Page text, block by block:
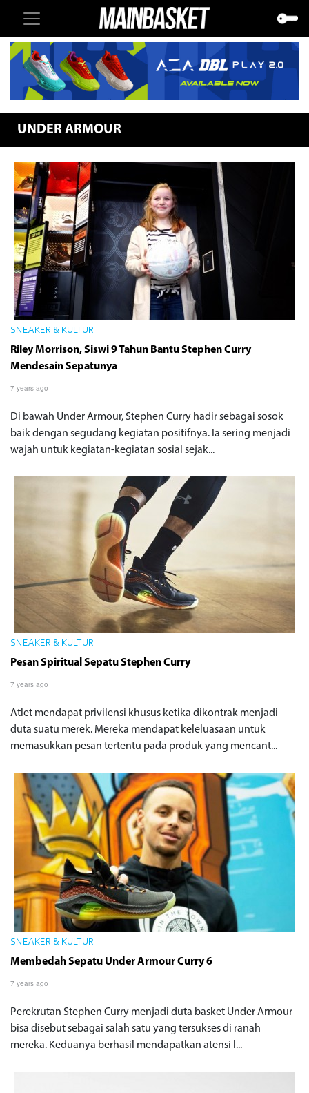
UNDER ARMOUR
SNEAKER & KULTUR
Riley Morrison, Siswi 9 Tahun Bantu Stephen Curry
Mendesain Sepatunya
7 years ago
Di bawah Under Armour, Stephen Curry hadir sebagai sosok
baik dengan segudang kegiatan positifnya. Ia sering menjadi
wajah untuk kegiatan-kegiatan sosial sejak...
SNEAKER & KULTUR
Pesan Spiritual Sepatu Stephen Curry
7 years ago
Atlet mendapat privilensi khusus ketika dikontrak menjadi
duta suatu merek. Mereka mendapat keleluasaan untuk
memasukkan pesan tertentu pada produk yang mencant...
SNEAKER & KULTUR
Membedah Sepatu Under Armour Curry 6
7 years ago
Perekrutan Stephen Curry menjadi duta basket Under Armour
bisa disebut sebagai salah satu yang tersukses di ranah
mereka. Keduanya berhasil mendapatkan atensi l...